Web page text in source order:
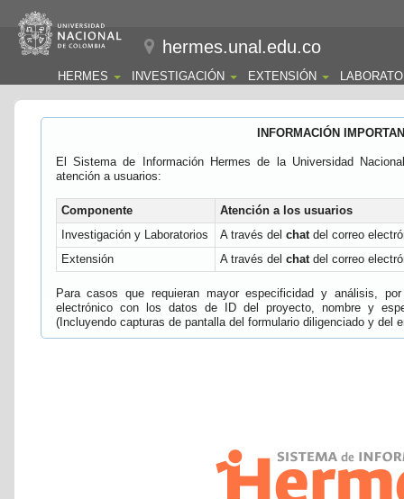
hermes.unal.edu.co
HERMES INVESTIGACIÓN EXTENSIÓN
INFORMACIÓN
El Sistema de Información Hermes de la Universidad
atención a usuarios:
Componente
Atención a los usuarios
Investigación y Laboratorios
A través del chatdel correo
Extensión
A través del chatdel correo
Para casos que requieran mayor especificidad y análisis,
electrónico con los datos de ID del proyecto, nombre y
(Incluyendo capturas de pantalla del formulario diligenciado y del